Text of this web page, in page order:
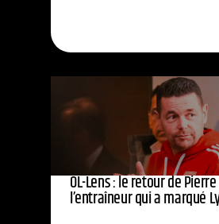
OL-Lens : le retour de
l’entraîneur qui a marqué